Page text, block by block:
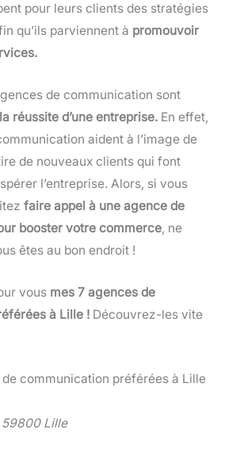
pour leurs clients des stratégies
qu’ils parviennent à promouvoir
de communication sont
réussite d’une entreprise. En effet,
aident à l’image de
de nouveaux clients qui font
l’entreprise. Alors, si vous
faire appel à une agence de
booster votre commerce, ne
êtes au bon endroit !
vous mes 7 agences de
à Lille ! Découvrez-les vite
communication préférées à Lille
59800 Lille